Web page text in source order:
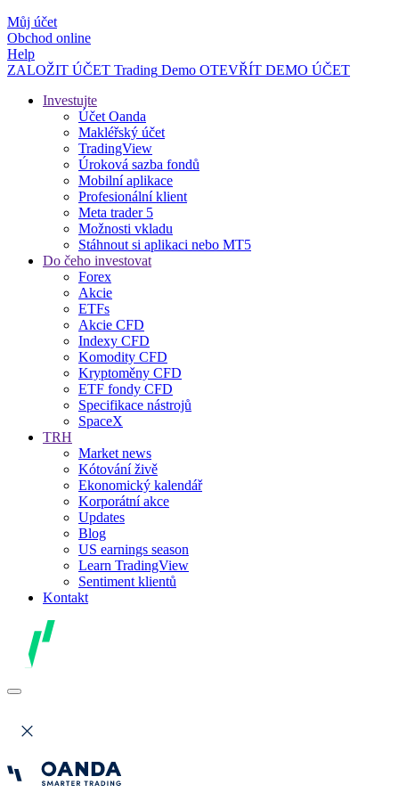
Můj účet
Obchod online
Help
ZALOŽIT ÚČET Trading Demo OTEVŘÍT DEMO ÚČET
Investujte
Účet Oanda
Makléřský účet
TradingView
Úroková sazba fondů
Mobilní aplikace
Profesionální klient
Meta trader 5
Možnosti vkladu
Stáhnout si aplikaci nebo MT5
Do čeho investovat
Forex
Akcie
ETFs
Akcie CFD
Indexy CFD
Komodity CFD
Kryptoměny CFD
ETF fondy CFD
Specifikace nástrojů
SpaceX
TRH
Market news
Kótování živě
Ekonomický kalendář
Korporátní akce
Updates
Blog
US earnings season
Learn TradingView
Sentiment klientů
Kontakt